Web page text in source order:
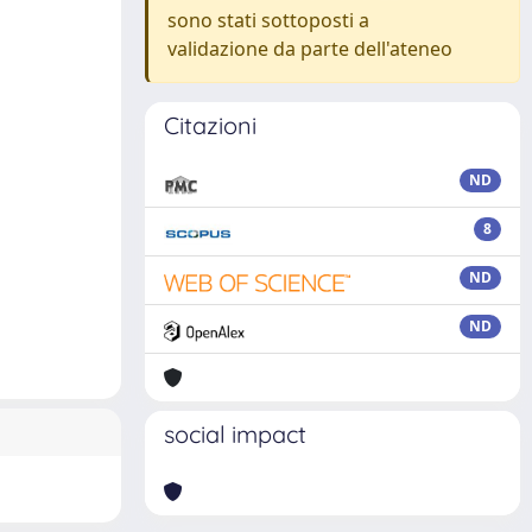
sono stati sottoposti a
validazione da parte dell'ateneo
Citazioni
ND
8
ND
ND
social impact